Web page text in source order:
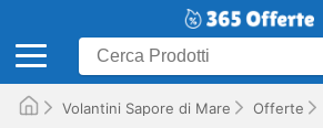
Volantini Sapore di Mare Offerte